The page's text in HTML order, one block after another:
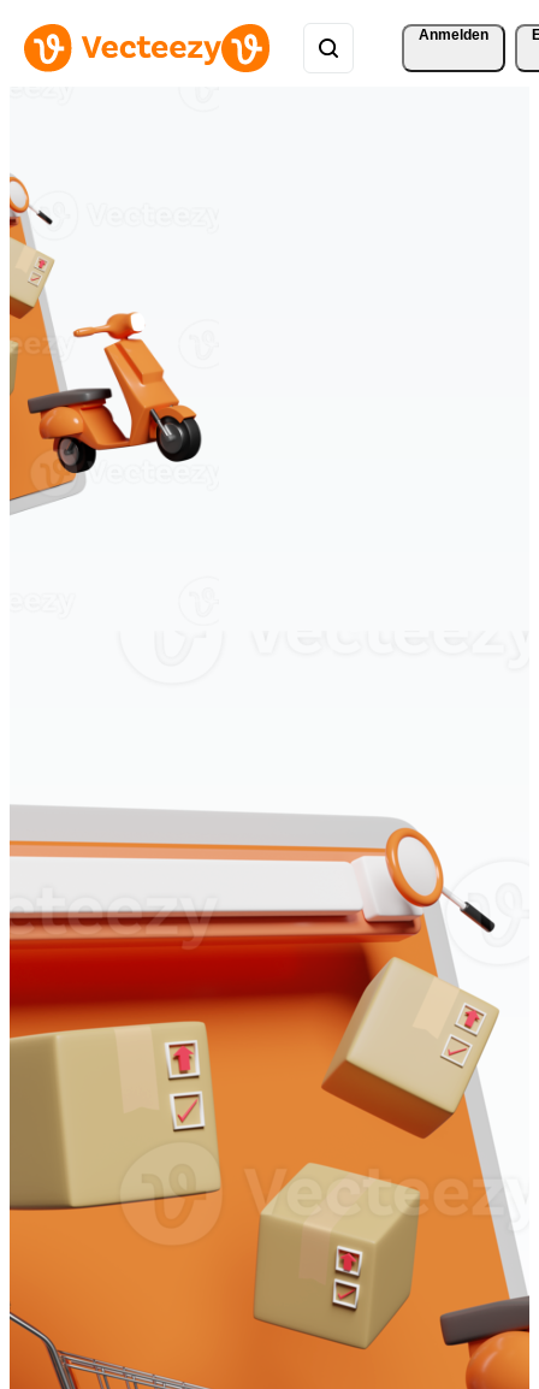
Anmelden